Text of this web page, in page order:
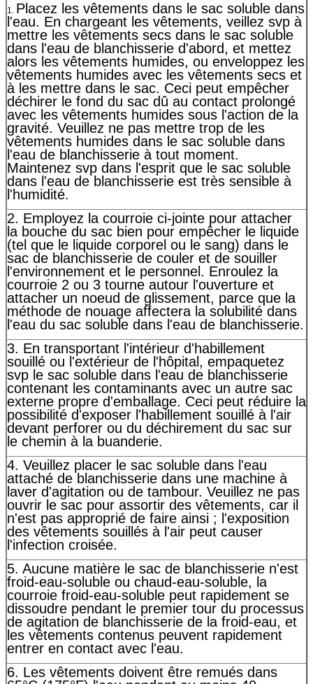
1. Placez les vêtements dans le sac soluble dans
l'eau. En chargeant les vêtements, veillez svp à
mettre les vêtements secs dans le sac soluble
dans l'eau de blanchisserie d'abord, et mettez
alors les vêtements humides, ou enveloppez les
vêtements humides avec les vêtements secs et
à les mettre dans le sac. Ceci peut empêcher
déchirer le fond du sac dû au contact prolongé
avec les vêtements humides sous l'action de la
gravité. Veuillez ne pas mettre trop de les
vêtements humides dans le sac soluble dans
l'eau de blanchisserie à tout moment.
Maintenez svp dans l'esprit que le sac soluble
dans l'eau de blanchisserie est très sensible à
l'humidité.
2. Employez la courroie ci-jointe pour attacher
la bouche du sac bien pour empêcher le liquide
(tel que le liquide corporel ou le sang) dans le
sac de blanchisserie de couler et de souiller
l'environnement et le personnel. Enroulez la
courroie 2 ou 3 tourne autour l'ouverture et
attacher un noeud de glissement, parce que la
méthode de nouage affectera la solubilité dans
l'eau du sac soluble dans l'eau de blanchisserie.
3. En transportant l'intérieur d'habillement
souillé ou l'extérieur de l'hôpital, empaquetez
svp le sac soluble dans l'eau de blanchisserie
contenant les contaminants avec un autre sac
externe propre d'emballage. Ceci peut réduire la
possibilité d'exposer l'habillement souillé à l'air
devant perforer ou du déchirement du sac sur
le chemin à la buanderie.
4. Veuillez placer le sac soluble dans l'eau
attaché de blanchisserie dans une machine à
laver d'agitation ou de tambour. Veuillez ne pas
ouvrir le sac pour assortir des vêtements, car il
n'est pas approprié de faire ainsi ; l'exposition
des vêtements souillés à l'air peut causer
l'infection croisée.
5. Aucune matière le sac de blanchisserie n'est
froid-eau-soluble ou chaud-eau-soluble, la
courroie froid-eau-soluble peut rapidement se
dissoudre pendant le premier tour du processus
de agitation de blanchisserie de la froid-eau, et
les vêtements contenus peuvent rapidement
entrer en contact avec l'eau.
6. Les vêtements doivent être remués dans